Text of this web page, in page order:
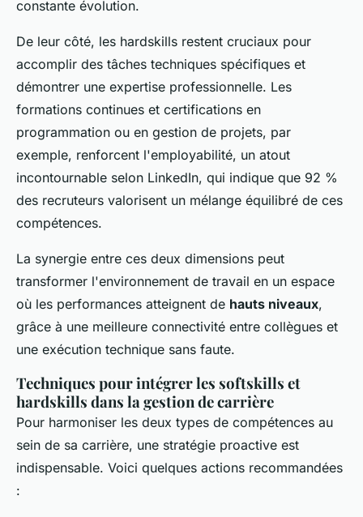
constante évolution.
De leur côté, les hardskills restent cruciaux pour
accomplir des tâches techniques spécifiques et
démontrer une expertise professionnelle. Les
formations continues et certifications en
programmation ou en gestion de projets, par
exemple, renforcent l'employabilité, un atout
incontournable selon LinkedIn, qui indique que 92 %
des recruteurs valorisent un mélange équilibré de ces
compétences.
La synergie entre ces deux dimensions peut
transformer l'environnement de travail en un espace
où les performances atteignent de hauts niveaux,
grâce à une meilleure connectivité entre collègues et
une exécution technique sans faute.
Techniques pour intégrer les softskills et
hardskills dans la gestion de carrière
Pour harmoniser les deux types de compétences au
sein de sa carrière, une stratégie proactive est
indispensable. Voici quelques actions recommandées
: